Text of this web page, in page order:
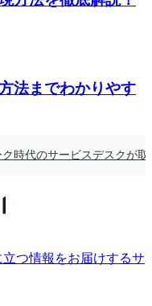
法までわかりやす
ク時代のサービスデスクが
つ情報をお届けするサ